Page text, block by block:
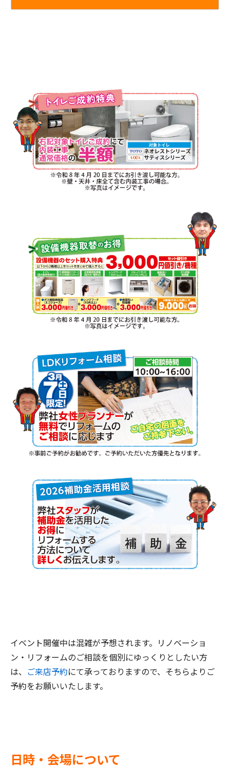
イベント開催中は混雑が予想されます。リノベーショ
ン・リフォームのご相談を個別にゆっくりとしたい方
は、 ご来店予約にて承っておりますので、そちらよりご
予約をお願いいたします。
日時・会場について